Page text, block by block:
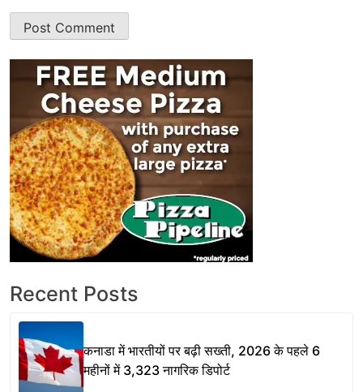
Recent Posts
कनाडा में भारतीयों पर बढ़ी सख्ती, 2026 के पहले 6
महीनों में 3,323 नागरिक डिपोर्ट